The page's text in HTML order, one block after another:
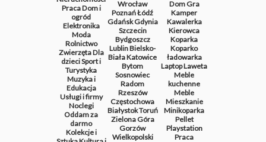
PracaDom i
ogród
Elektronika
Moda
Rolnictwo
ZwierzętaDla
dzieciSport i
Turystyka
Muzyka i
Edukacja
Usługi i firmy
Noclegi
Oddam za
darmo
Kolekcje i
Wrocław
PoznańŁódź
GdańskGdynia
Szczecin
Bydgoszcz
LublinBielsko-
BiałaKatowice
Bytom
Sosnowiec
Radom
Rzeszów
Częstochowa
BiałystokToruń
Zielona Góra
Gorzów
Wielkopolski
DomGra
Kamper
Kawalerka
Kierowca
Koparka
Koparko
ładowarka
LaptopLaweta
Meble
kuchenne
Meble
Mieszkanie
Minikoparka
Pellet
Playstation
Praca